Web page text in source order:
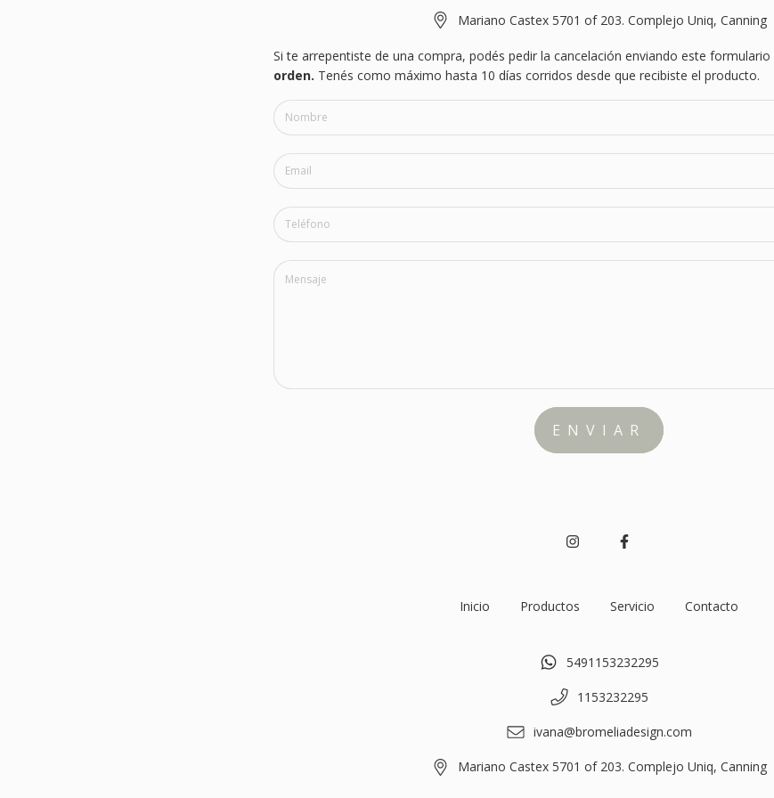
Mariano Castex 5701 of 203. Complejo Uniq, Canning
Si te arrepentiste de una compra, podés pedir la cancelación enviando este formulario
orden. Tenés como máximo hasta 10 días corridos desde que recibiste el producto.
Inicio Productos Servicio Contacto
5491153232295
1153232295
ivana@bromeliadesign.com
Mariano Castex 5701 of 203. Complejo Uniq, Canning